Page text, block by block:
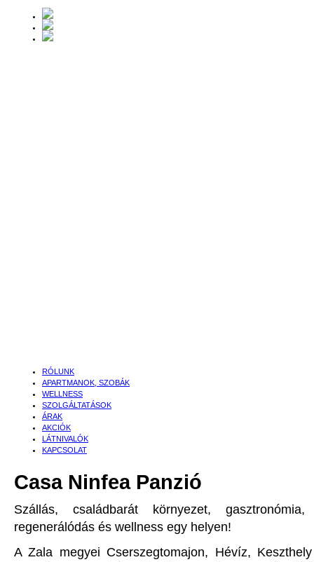
RÓLUNK
APARTMANOK, SZOBÁK
WELLNESS
SZOLGÁLTATÁSOK
ÁRAK
AKCIÓK
LÁTNIVALÓK
KAPCSOLAT
Casa Ninfea Panzió
Szállás, családbarát környezet,
regenerálódás és wellness egy helyen!
A Zala megyei Cserszegtomajon, Hévíz,